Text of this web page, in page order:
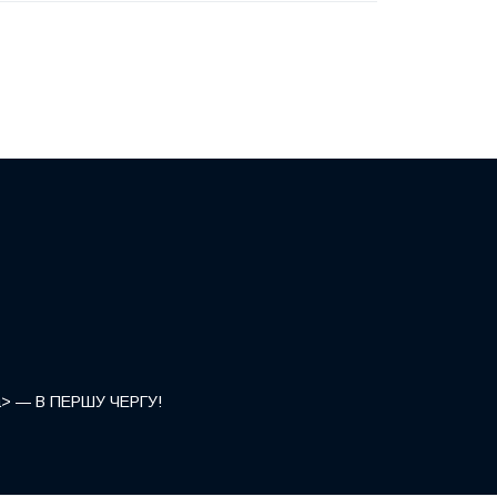
a> — В ПЕРШУ ЧЕРГУ!